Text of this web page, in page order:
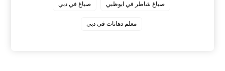
صباغ شاطر في ابوظبي صباغ في دبي
معلم دهانات في دبي